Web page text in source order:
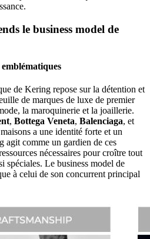
le business model de
de Kering repose sur la détention et
de marques de luxe de premier
la maroquinerie et la joaillerie.
, Bottega Veneta, Balenciaga, et
a une identité forte et un
agit comme un gardien de ces
nécessaires pour croître tout
spéciales. Le business model de
à celui de son concurrent principal